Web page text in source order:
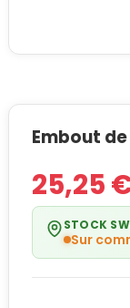
Embout
25,25
STOCK
Sur